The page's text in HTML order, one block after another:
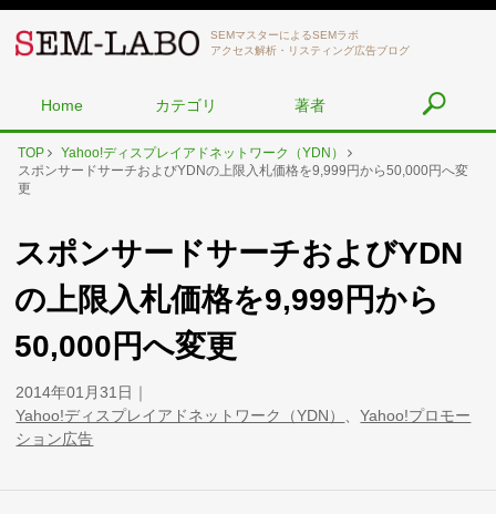
SEMマスターによるSEMラボ
アクセス解析・リスティング広告ブログ
Home カテゴリ 著者
TOP
Yahoo!ディスプレイアドネットワーク（YDN）
スポンサードサーチおよびYDNの上限入札価格を9,999円から50,000円へ変
更
スポンサードサーチおよびYDN
の上限入札価格を9,999円から
50,000円へ変更
2014年01月31日
Yahoo!ディスプレイアドネットワーク（YDN）
、Yahoo!プロモー
ション広告